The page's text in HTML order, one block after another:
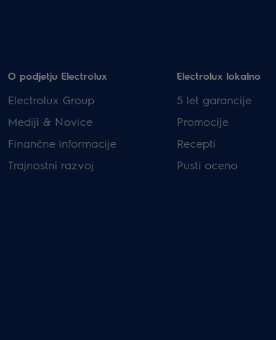
O podjetju Electrolux
Electrolux Group
Mediji & Novice
Finančne informacije
Trajnostni razvoj
Electrolux lokalno
5 let garancije
Promocije
Recepti
Pusti oceno